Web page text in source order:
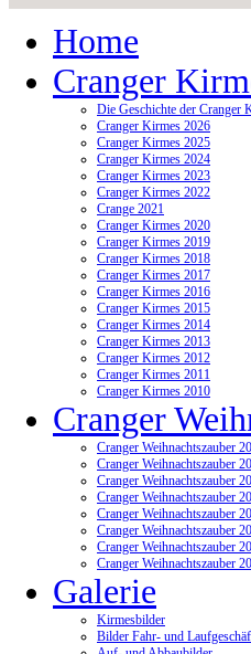
Home
Cranger
Die Geschichte der Cranger
Cranger Kirmes 2026
Cranger Kirmes 2025
Cranger Kirmes 2024
Cranger Kirmes 2023
Cranger Kirmes 2022
Crange 2021
Cranger Kirmes 2020
Cranger Kirmes 2019
Cranger Kirmes 2018
Cranger Kirmes 2017
Cranger Kirmes 2016
Cranger Kirmes 2015
Cranger Kirmes 2014
Cranger Kirmes 2013
Cranger Kirmes 2012
Cranger Kirmes 2011
Cranger Kirmes 2010
Cranger
Cranger Weihnachtszauber
Cranger Weihnachtszauber
Cranger Weihnachtszauber
Cranger Weihnachtszauber
Cranger Weihnachtszauber
Cranger Weihnachtszauber
Cranger Weihnachtszauber
Cranger Weihnachtszauber
Galerie
Kirmesbilder
Bilder Fahr- und